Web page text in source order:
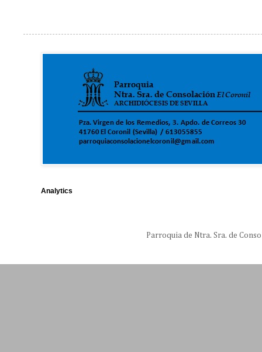
Analytics
Parroquia de Ntra. Sra. de